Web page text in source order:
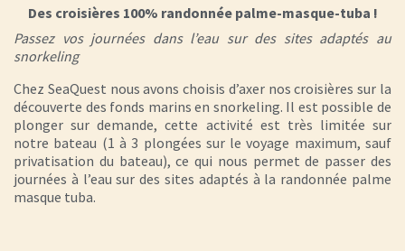
Des croisières 100% randonnée palme-masque-tuba !
Passez vos journées dans l’eau sur des sites adaptés au
snorkeling
Chez SeaQuest nous avons choisis d’axer nos croisières sur la
découverte des fonds marins en snorkeling. Il est possible de
plonger sur demande, cette activité est très limitée sur
notre bateau (1 à 3 plongées sur le voyage maximum, sauf
privatisation du bateau), ce qui nous permet de passer des
journées à l’eau sur des sites adaptés à la randonnée palme
masque tuba.